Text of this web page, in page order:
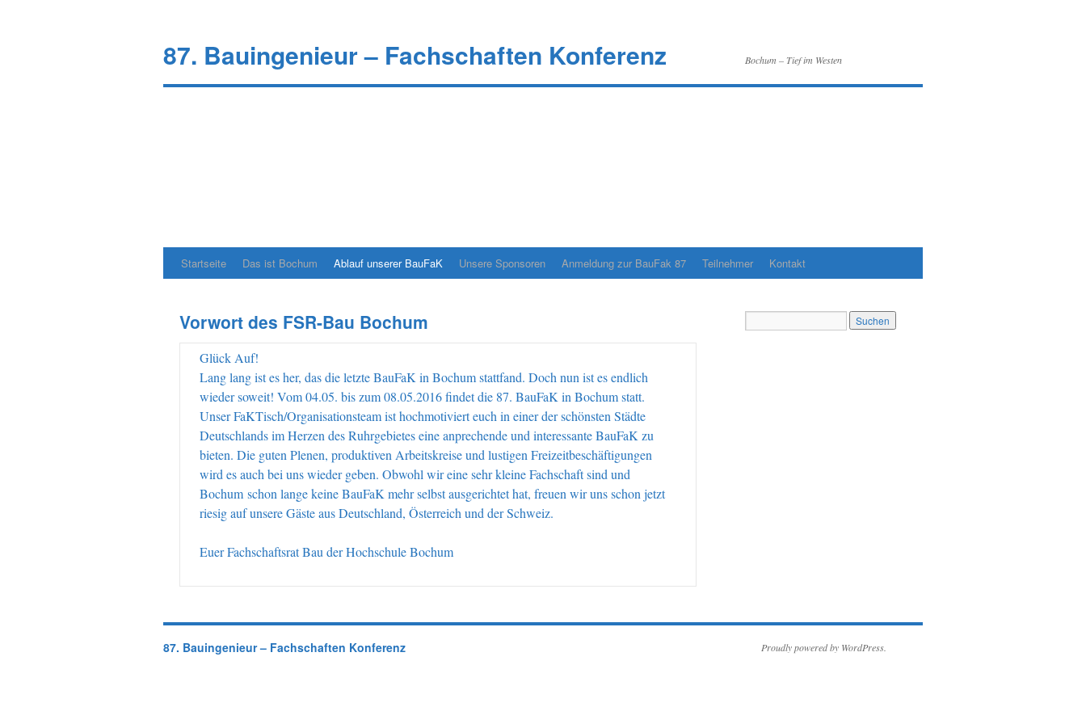
87. Bauingenieur – Fachschaften Konferenz Bochum – Tief im Westen
Springe
Inhalt
Startseite Das ist Bochum Ablauf unserer BauFaK Unsere Sponsoren Anmeldung zur BauFak 87 Teilnehmer Kontakt
Vorwort des FSR-Bau Bochum
Glück Auf!
Lang lang ist es her, das die letzte BauFaK in Bochum stattfand. Doch nun ist es endlich
wieder soweit! Vom 04.05. bis zum 08.05.2016 findet die 87. BauFaK in Bochum statt.
Unser FaKTisch/Organisationsteam ist hochmotiviert euch in einer der schönsten Städte
Deutschlands im Herzen des Ruhrgebietes eine anprechende und interessante BauFaK zu
bieten. Die guten Plenen, produktiven Arbeitskreise und lustigen Freizeitbeschäftigungen
wird es auch bei uns wieder geben. Obwohl wir eine sehr kleine Fachschaft sind und
Bochum schon lange keine BauFaK mehr selbst ausgerichtet hat, freuen wir uns schon jetzt
riesig auf unsere Gäste aus Deutschland, Österreich und der Schweiz.
Euer Fachschaftsrat Bau der Hochschule Bochum
87. Bauingenieur – Fachschaften Konferenz Proudly powered by WordPress.